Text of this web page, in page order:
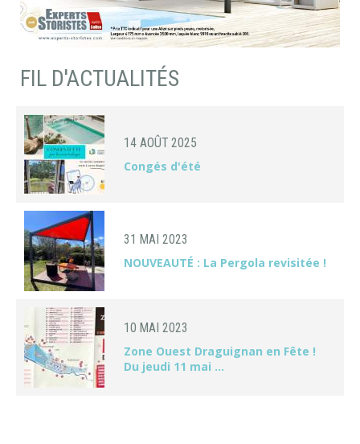
FIL D'ACTUALITÉS
14 AOÛT 2025
Congés d'été
31 MAI 2023
NOUVEAUTÉ : La Pergola revisitée !
10 MAI 2023
Zone Ouest Draguignan en Fête !
Du jeudi 11 mai ...